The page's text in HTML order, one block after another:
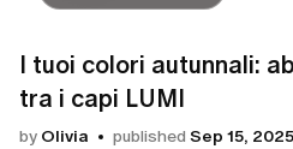
I tuoi colori autunnali:
tra i capi LUMI
by Olivia published Sep 15, 2025